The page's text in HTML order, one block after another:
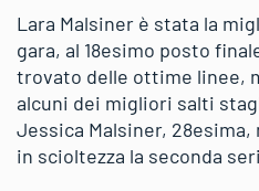
Lara Malsiner è stata la
gara, al 18esimo posto
trovato delle ottime linee,
alcuni dei migliori salti
Jessica Malsiner, 28esima,
in scioltezza la seconda